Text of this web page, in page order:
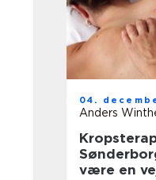
04.
Anders
være en